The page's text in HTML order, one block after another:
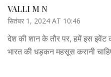
VALLI M N
सितंबर 1, 2024 AT 10:46
देश की शान के तौर पर, हमें इस इवेंट
भारत की धड़कन महसूस करानी